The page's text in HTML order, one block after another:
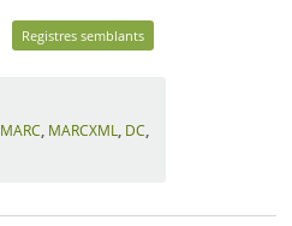
Registres semblants
MARC MARCXML DC